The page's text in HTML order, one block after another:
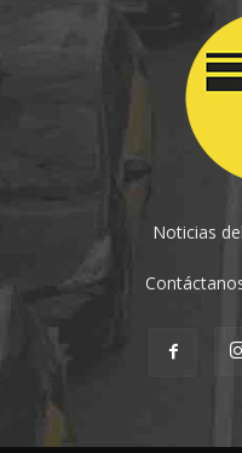
Noticias